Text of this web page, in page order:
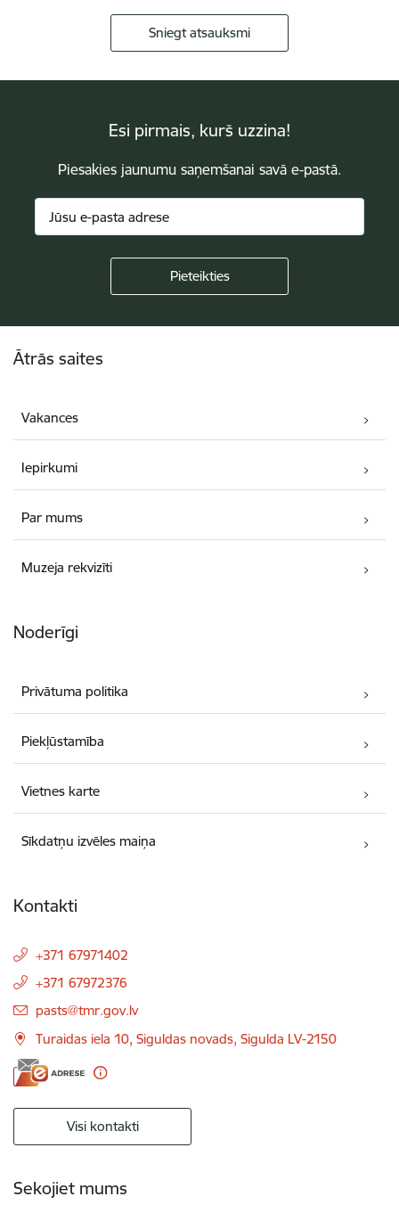
Sniegt atsauksmi
Esi pirmais, kurš uzzina!
Piesakies jaunumu saņemšanai savā e-pastā.
Ātrās saites
Vakances
Iepirkumi
Par mums
Muzeja rekvizīti
Noderīgi
Privātuma politika
Piekļūstamība
Vietnes karte
Sīkdatņu izvēles maiņa
Kontakti
+371 67971402
+371 67972376
E-pasts:
pasts@tmr.gov.lv
Turaidas iela 10, Siguldas novads, Sigulda LV-2150
Visi kontakti
Sekojiet mums